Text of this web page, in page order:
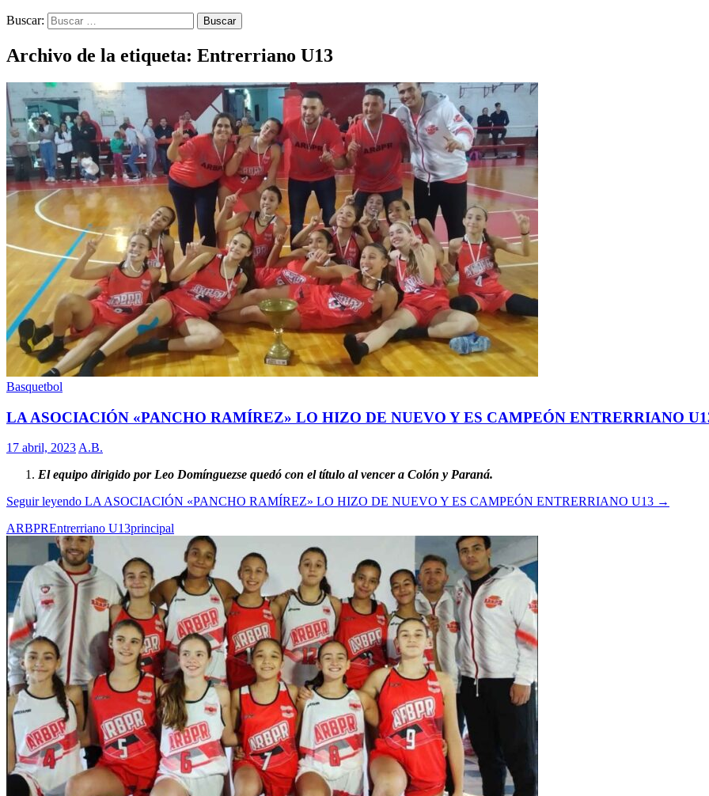
Buscar:
Archivo de la etiqueta: Entrerriano U13
Basquetbol
LA ASOCIACIÓN «PANCHO RAMÍREZ» LO HIZO DE NUEVO Y ES CAMPEÓN ENTRERRIANO
17 abril, 2023 A.B.
El equipo dirigido por Leo Domínguezse quedó con el título al vencer a Colón y Paraná.
Seguir leyendo LA ASOCIACIÓN «PANCHO RAMÍREZ» LO HIZO DE NUEVO Y ES CAMPEÓN ENTRERRIANO U13 →
ARBPREntrerriano U13principal